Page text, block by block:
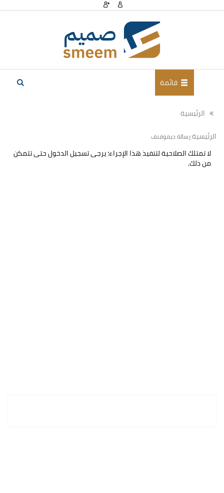
قائمة
الرئيسية
الرئيسيةرسالة ديموفنف
لا تمتلك الصلاحية لتنفيذ هذا الإجراء؛ يرجى تسجيل الدخول حتى تتمكن
من ذلك.